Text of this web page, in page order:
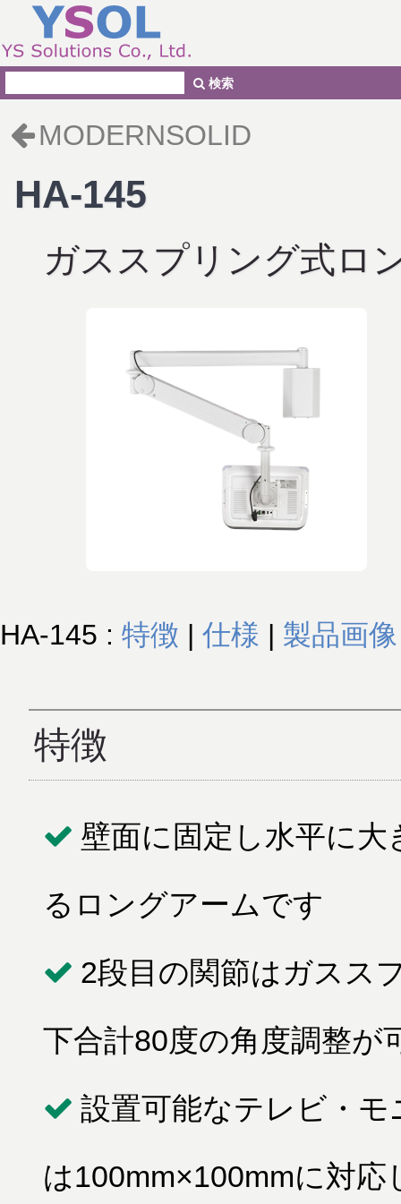
MODERNSOLID
HA-145
ガススプリング式ロ
HA-145 : 特徴 | 仕様 | 製品画像
特徴
壁面に固定し水平に
るロングアームです
2段目の関節はガスス
下合計80度の角度調整が
設置可能なテレビ・
は100mm×100mmに対
検索